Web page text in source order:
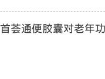
荟通便胶囊对老年